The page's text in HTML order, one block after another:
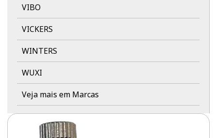
VIBO
VICKERS
WINTERS
WUXI
Veja mais em Marcas